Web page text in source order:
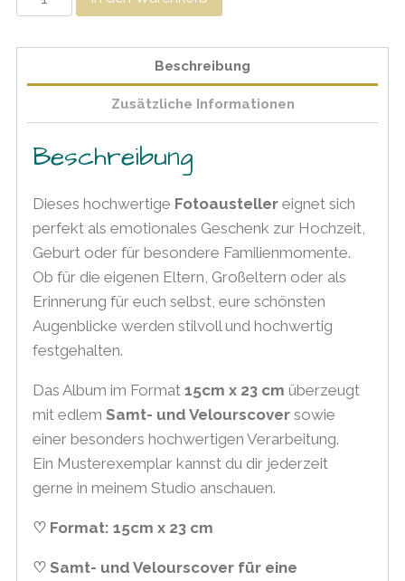
(3teilig)
Beschreibung
Zusätzliche Informationen
Beschreibung
Dieses hochwertige Fotoausteller eignet sich
perfekt als emotionales Geschenk zur Hochzeit,
Geburt oder für besondere Familienmomente.
Ob für die eigenen Eltern, Großeltern oder als
Erinnerung für euch selbst, eure schönsten
Augenblicke werden stilvoll und hochwertig
festgehalten.
Das Album im Format15cm x 23 cm überzeugt
mit edlemSamt- und Velourscover sowie
einer besonders hochwertigen Verarbeitung.
Ein Musterexemplar kannst du dir jederzeit
gerne in meinem Studio anschauen.
♡ Format: 15cm x 23 cm
♡ Samt- und Velourscover für eine